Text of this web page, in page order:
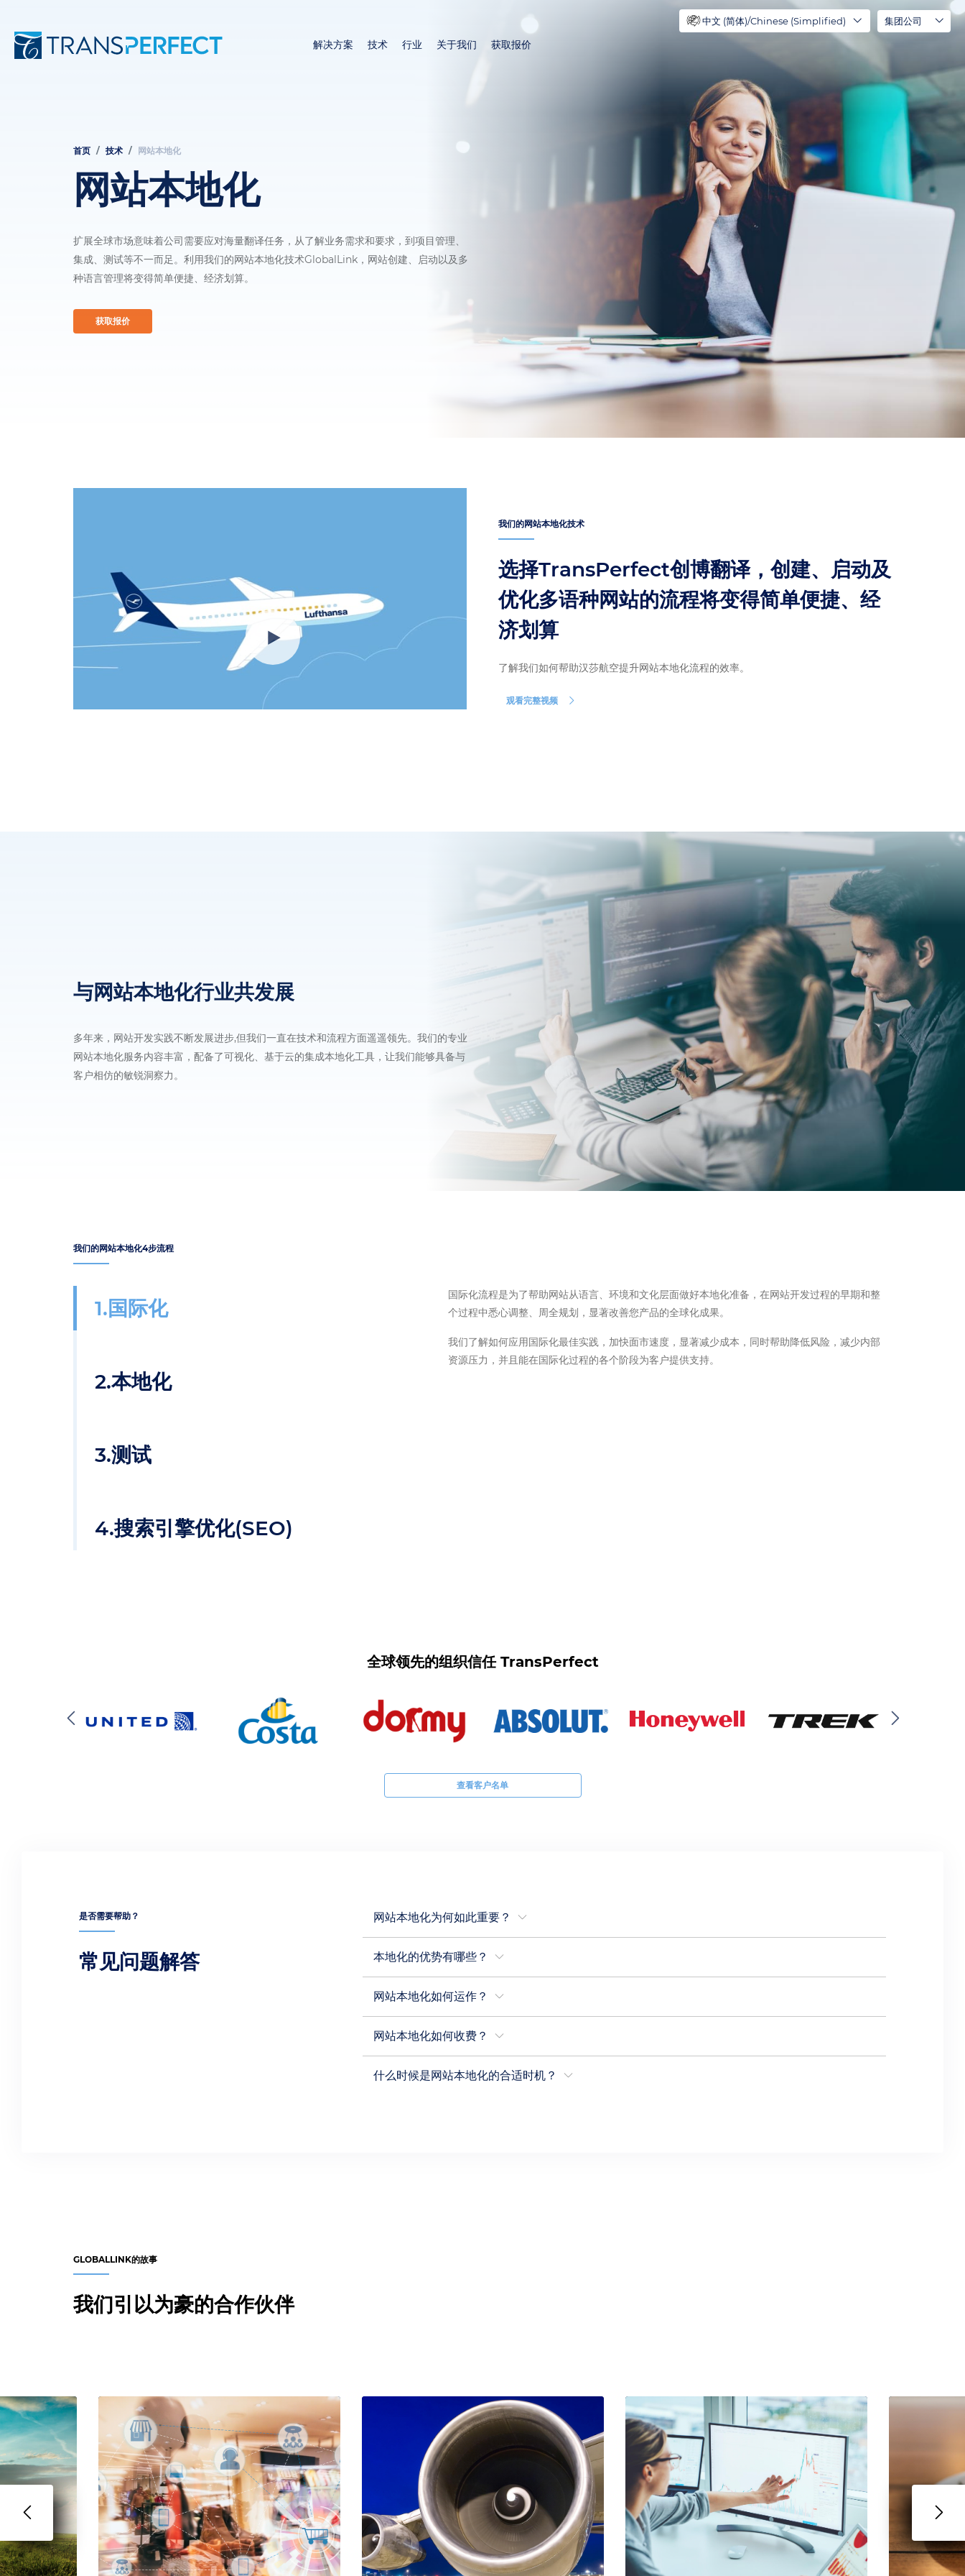
到
解决方案 技术 行业 关于我们 获取报价
中文 (简体)/Chinese (Simplified) 集团公司
面
包
首页 技术 网站本地化
网站本地化
扩展全球市场意味着公司需要应对海量翻译任务，从了解业务需求和要求，到项目管理、
集成、测试等不一而足。利用我们的网站本地化技术GlobalLink，网站创建、启动以及多
种语言管理将变得简单便捷、经济划算。
获取报价
我们的网站本地化技术
选择TransPerfect创博翻译，创建、启动及
优化多语种网站的流程将变得简单便捷、经
济划算
了解我们如何帮助汉莎航空提升网站本地化流程的效率。
观看完整视频
与网站本地化行业共发展
多年来，网站开发实践不断发展进步,但我们一直在技术和流程方面遥遥领先。我们的专业
网站本地化服务内容丰富，配备了可视化、基于云的集成本地化工具，让我们能够具备与
客户相仿的敏锐洞察力。
我们的网站本地化4步流程
1.国际化
2.本地化
3.测试
4.搜索引擎优化(SEO)
国际化流程是为了帮助网站从语言、环境和文化层面做好本地化准备，在网站开发过程的早期和整
个过程中悉心调整、周全规划，显著改善您产品的全球化成果。
我们了解如何应用国际化最佳实践，加快面市速度，显著减少成本，同时帮助降低风险，减少内部
资源压力，并且能在国际化过程的各个阶段为客户提供支持。
全球领先的组织信任 TransPerfect
查看客户名单
是否需要帮助？
常见问题解答
网站本地化为何如此重要？
本地化的优势有哪些？
网站本地化如何运作？
网站本地化如何收费？
什么时候是网站本地化的合适时机？
GLOBALLINK的故事
我们引以为豪的合作伙伴